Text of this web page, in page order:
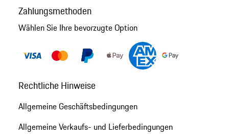
Zahlungsmethoden
Wählen Sie Ihre bevorzugte Option
Rechtliche Hinweise
Allgemeine Geschäftsbedingungen
Allgemeine Verkaufs- und Lieferbedingungen